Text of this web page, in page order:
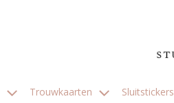
Trouwkaarten Sluitstickers